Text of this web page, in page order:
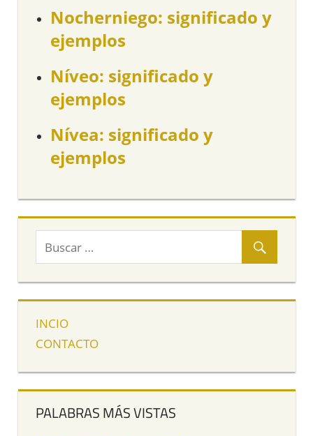
Nocherniego: significado y
ejemplos
Níveo: significado y
ejemplos
Nívea: significado y
ejemplos
INCIO
CONTACTO
PALABRAS MÁS VISTAS